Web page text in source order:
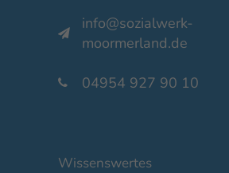
info@sozialwerk-
moormerland.de
04954 927 90 10
Wissenswertes